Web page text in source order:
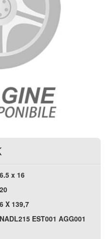
6.5 x 16
20
6 X 139,7
NADL215 EST001 AGG001